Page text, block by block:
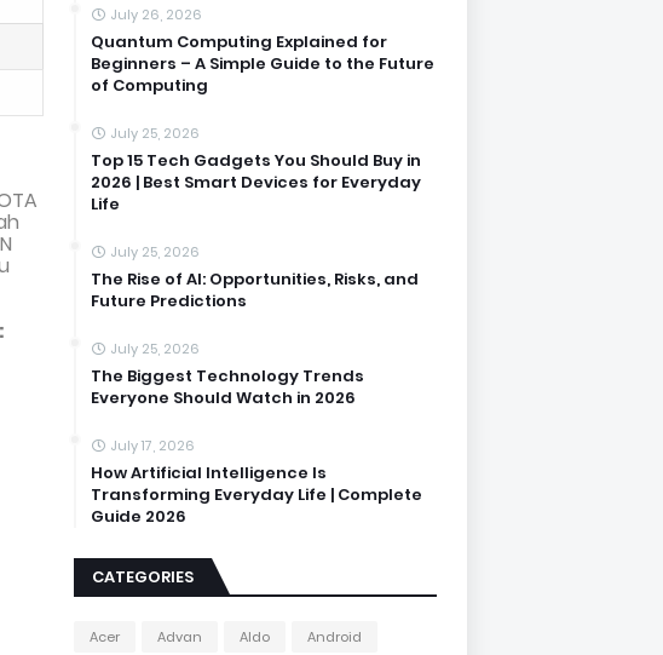
July 26, 2026
Quantum Computing Explained for
Beginners – A Simple Guide to the Future
of Computing
July 25, 2026
Top 15 Tech Gadgets You Should Buy in
2026 | Best Smart Devices for Everyday
Life
July 25, 2026
The Rise of AI: Opportunities, Risks, and
Future Predictions
July 25, 2026
The Biggest Technology Trends
Everyone Should Watch in 2026
July 17, 2026
How Artificial Intelligence Is
Transforming Everyday Life | Complete
Guide 2026
CATEGORIES
Acer Advan Aldo
Android